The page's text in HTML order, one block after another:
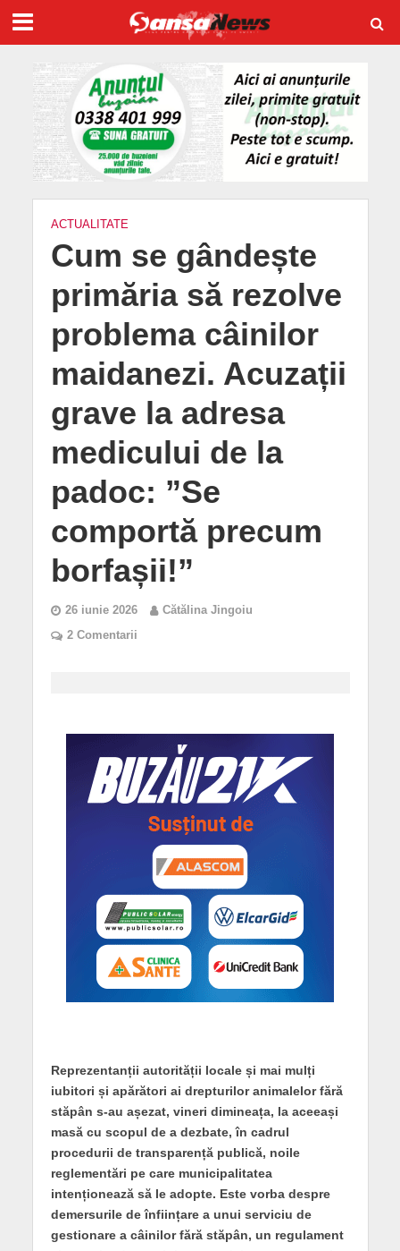
ACTUALITATE
Cum se gândește
primăria să rezolve
problema câinilor
maidanezi. Acuzații
grave la adresa
medicului de la
padoc: ”Se
comportă precum
borfașii!”
26 iunie 2026
Cătălina Jingoiu
2 Comentarii
Reprezentanții autorității locale și mai mulți
iubitori și apărători ai drepturilor animalelor fără
stăpân s-au așezat, vineri dimineața, la aceeași
masă cu scopul de a dezbate, în cadrul
procedurii de transparență publică, noile
reglementări pe care municipalitatea
intenționează să le adopte. Este vorba despre
demersurile de înființare a unui serviciu de
gestionare a câinilor fără stăpân, un regulament